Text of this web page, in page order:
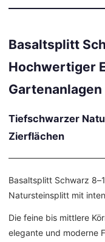
Basaltsplitt
Hochwertiger
Gartenanlagen
Tiefschwarzer
Zierflächen
Basaltsplitt Schwarz
Natursteinsplitt mit
Die feine bis mittlere
elegante und moderne